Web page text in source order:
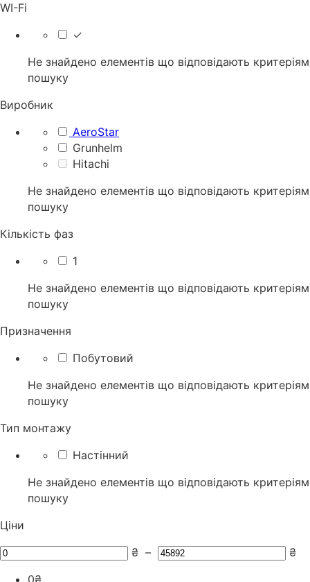
WI-Fi
✓
Не знайдено елементів що відповідають критеріям
пошуку
Виробник
AeroStar
Grunhelm
Hitachi
Не знайдено елементів що відповідають критеріям
пошуку
Кількість фаз
1
Не знайдено елементів що відповідають критеріям
пошуку
Призначення
Побутовий
Не знайдено елементів що відповідають критеріям
пошуку
Тип монтажу
Настінний
Не знайдено елементів що відповідають критеріям
пошуку
Ціни
₴ –
₴
0₴